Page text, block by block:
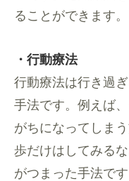
ることができます。
・行動療法
行動療法は行き過
手法です。例えば
がちになってしま
歩だけはしてみる
がつまった手法です